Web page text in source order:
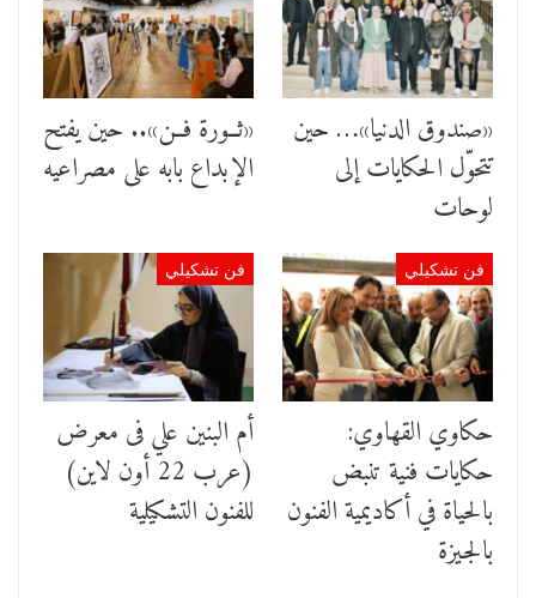
«صندوق الدنيا»… حين
تتحوّل الحكايات إلى
لوحات
«ثــورة فــن».. حين يفتح
الإبداع بابه على مصراعيه
فن تشكيلي
حكاوي القهاوي:
حكايات فنية تنبض
بالحياة في أكاديمية الفنون
بالجيزة
فن تشكيلي
أم البنين علي فى معرض
(عرب 22 أون لاين)
للفنون التشكيلية